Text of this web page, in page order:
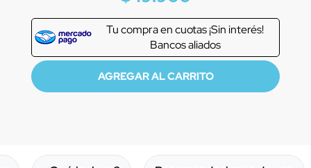
Tu compra encuotas ¡Sin interés!
Bancos aliados